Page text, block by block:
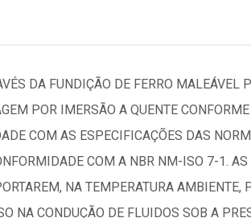
DA FUNDIÇÃO DE FERRO MALEÁVEL
POR IMERSÃO A QUENTE
COM AS ESPECIFICAÇÕES DAS
COM A NBR NM-ISO 7-1. AS
NA TEMPERATURA AMBIENTE,
NA CONDUÇÃO DE FLUIDOS SOB A